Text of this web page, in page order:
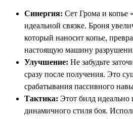
Синергия: Сет Грома и копье
идеальной связке. Броня
который наносит копье,
настоящую машину
Улучшение: Не забудьте
сразу после получения. Это
срабатывания пассивного
Тактика: Этот билд идеально
динамичного стиля боя.